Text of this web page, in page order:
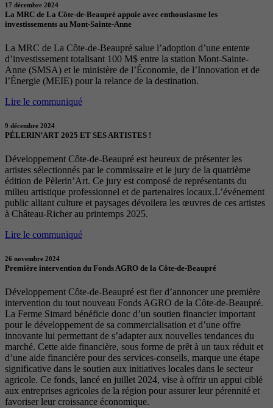
17 décembre 2024
La MRC de La Côte-de-Beaupré appuie avec enthousiasme les
investissements au Mont-Sainte-Anne
La MRC de La Côte-de-Beaupré salue l’adoption d’une entente
d’investissement totalisant 100 M$ entre la station Mont-Sainte-
Anne (SMSA) et le ministère de l’Économie, de l’Innovation et de
l’Énergie (MEIE) pour la relance de la destination.
Lire le communiqué
9 décembre 2024
PÈLERIN’ART 2025 ET SES ARTISTES !
Développement Côte-de-Beaupré est heureux de présenter les
artistes sélectionnés par le commissaire et le jury de la quatrième
édition de Pèlerin’Art. Ce jury est composé de représentants du
milieu artistique professionnel et de partenaires locaux.L’événement
public alliant culture et paysages dévoilera les œuvres de ces artistes
à Château-Richer au printemps 2025.
Lire le communiqué
26 novembre 2024
Première intervention du Fonds AGRO de la Côte-de-Beaupré
Développement Côte-de-Beaupré est fier d’annoncer une première
intervention du tout nouveau Fonds AGRO de la Côte-de-Beaupré.
La Ferme Simard bénéficie donc d’un soutien financier important
pour le développement de sa commercialisation et d’une offre
innovante lui permettant de s’adapter aux nouvelles tendances du
marché. Cette aide financière, sous forme de prêt à un taux réduit et
d’une aide financière pour des services-conseils, marque une étape
significative dans le soutien aux initiatives locales dans le secteur
agricole. Ce fonds, lancé en juillet 2024, vise à offrir un appui ciblé
aux entreprises agricoles de la région pour assurer leur pérennité et
favoriser leur croissance économique.